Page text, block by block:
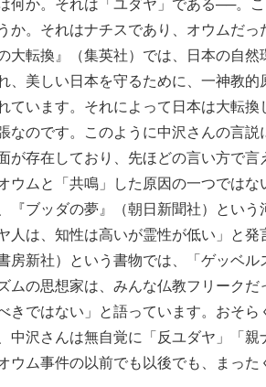
何か。それは「ユダヤ」である──。
か。それはナチスであり、オウムだ
の大転換』（集英社）では、日本の自
、美しい日本を守るために、一神教
ています。それによって日本は大転
なのです。このように中沢さんの言
が存在しており、先ほどの言い方で
ウムと「共鳴」した原因の一つでは
『ブッダの夢』（朝日新聞社）という
人は、知性は高いが霊性が低い」と
書房新社）という書物では、「ゲッベ
ムの思想家は、みんな仏教フリーク
きではない」と語っています。おそ
中沢さんは無自覚に「反ユダヤ」「親
ウム事件の以前でも以後でも、まった